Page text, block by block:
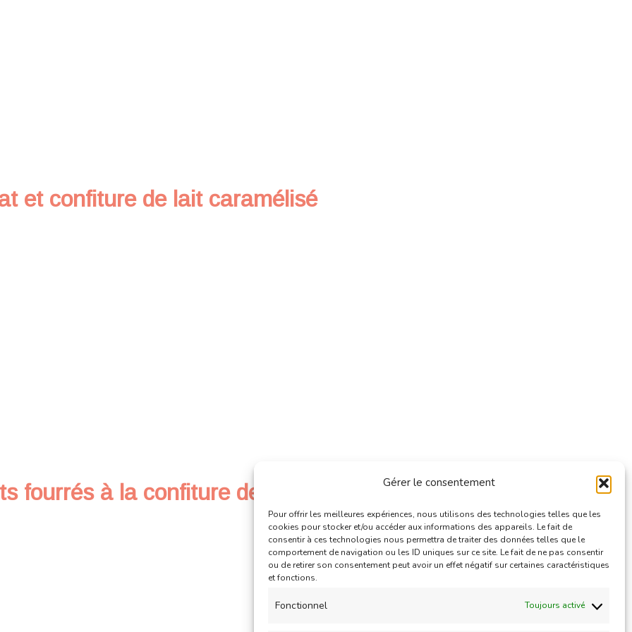
Gérer le consentement
Pour offrir les meilleures expériences, nous utilisons des technologies telles que les
cookies pour stocker et/ou accéder aux informations des appareils. Le fait de
consentir à ces technologies nous permettra de traiter des données telles que le
comportement de navigation ou les ID uniques sur ce site. Le fait de ne pas consentir
ou de retirer son consentement peut avoir un effet négatif sur certaines caractéristiques
et fonctions.
Fonctionnel Toujours activé
et confiture de lait caramélisé
fourrés à la confiture de fraise